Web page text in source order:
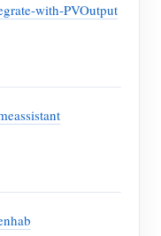
with-PVOutput